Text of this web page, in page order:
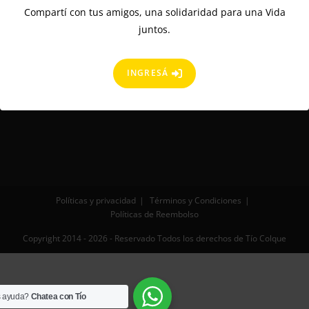
Compartí con tus amigos, una solidaridad para una Vida
juntos.
INGRESÁ
Políticas y privacidad
Términos y Condiciones
Políticas de Reembolso
Copyright 2014 - 2026 - Reservado Todos los derechos de Tío Colque
ayuda? Chatea con Tío